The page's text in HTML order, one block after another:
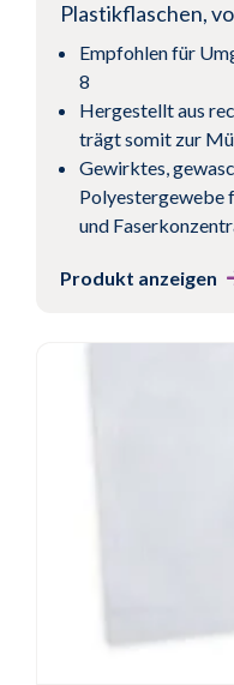
Plastikflaschen,
Empfohlen für
8
Hergestellt aus
trägt somit zur
Gewirktes,
Polyestergewebe
und
Produkt anzeigen